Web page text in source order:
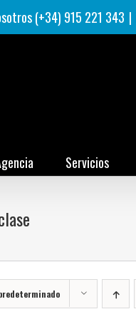
(+34) 915 221 343 |
Servicios